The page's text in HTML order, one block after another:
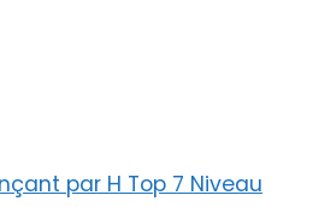
par H Top 7 Niveau